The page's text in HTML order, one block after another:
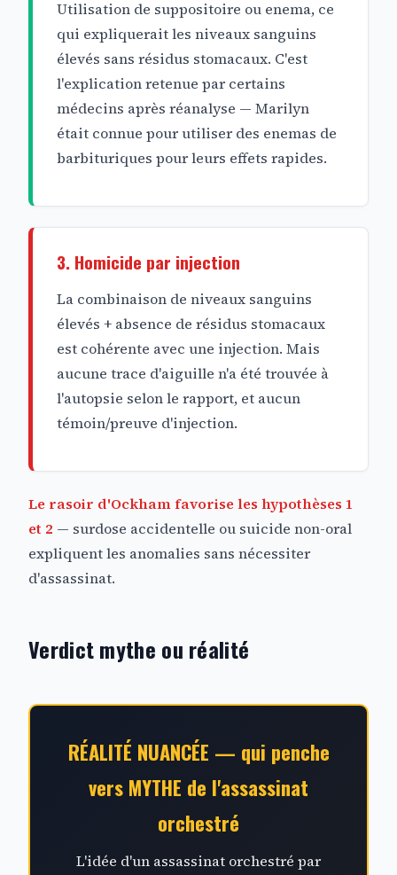
Utilisation de suppositoire ou enema, ce
qui expliquerait les niveaux sanguins
élevés sans résidus stomacaux. C'est
l'explication retenue par certains
médecins après réanalyse — Marilyn
était connue pour utiliser des enemas de
barbituriques pour leurs effets rapides.
3. Homicide par injection
La combinaison de niveaux sanguins
élevés + absence de résidus stomacaux
est cohérente avec une injection. Mais
aucune trace d'aiguille n'a été trouvée à
l'autopsie selon le rapport, et aucun
témoin/preuve d'injection.
Le rasoir d'Ockham favorise les hypothèses 1
et 2 — surdose accidentelle ou suicide non-oral
expliquent les anomalies sans nécessiter
d'assassinat.
Verdict mythe ou réalité
RÉALITÉ NUANCÉE — qui penche
vers MYTHE de l'assassinat
orchestré
L'idée d'un assassinat orchestré par